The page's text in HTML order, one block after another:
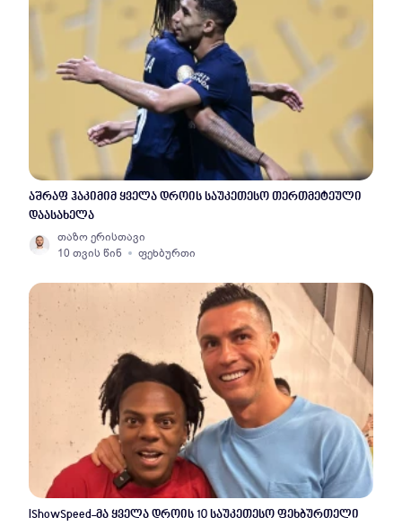
აშრაფ ჰაკიმიმ ყველა დროის საუკეთესო თერთმეტეული
დაასახელა
თაზო ერისთავი
10 თვის წინ
ფეხბურთი
IShowSpeed-მა ყველა დროის 10 საუკეთესო ფეხბურთელი